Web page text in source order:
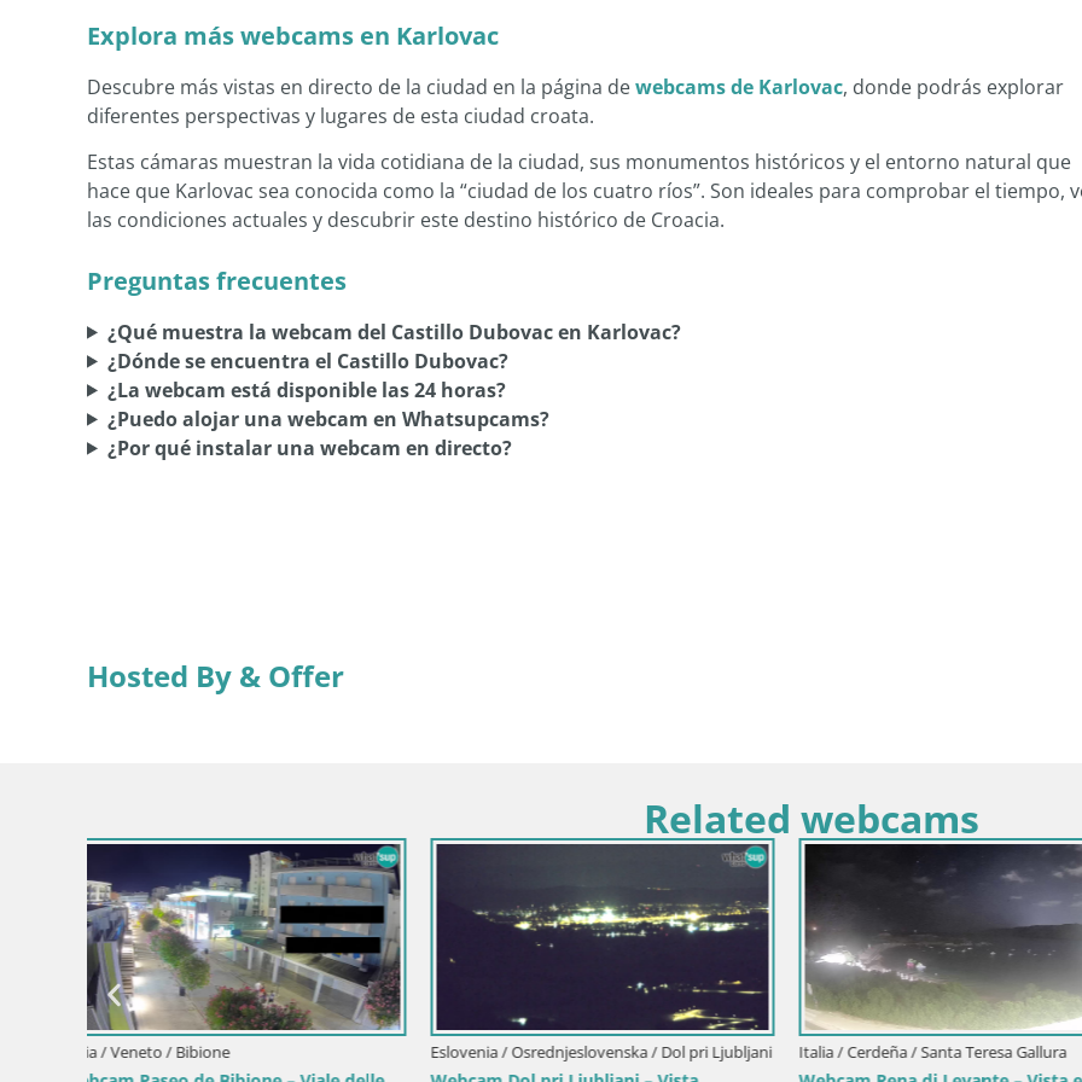
Explora más webcams en Karlovac
Descubre más vistas en directo de la ciudad en la página dewebcams de Karlovac, donde podrás explorar
diferentes perspectivas y lugares de esta ciudad croata.
Estas cámaras muestran la vida cotidiana de la ciudad, sus monumentos históricos y el entorno natural que
hace que Karlovac sea conocida como la “ciudad de los cuatro ríos”. Son ideales para comprobar el tiempo,
las condiciones actuales y descubrir este destino histórico de Croacia.
Preguntas frecuentes
¿Qué muestra la webcam del Castillo Dubovac en Karlovac?
¿Dónde se encuentra el Castillo Dubovac?
¿La webcam está disponible las 24 horas?
¿Puedo alojar una webcam en Whatsupcams?
¿Por qué instalar una webcam en directo?
Hosted By & Offer
Related webcams
Croacia / Istria / Mošćenička Draga
Webcam Centre de Mošćenička Draga –
Vue en direct du centre-ville
Italia / Lika-Senj / Senj
Writers’ Park Webcam Senj – Live by the
Croacia / Lika-Senj / Senj